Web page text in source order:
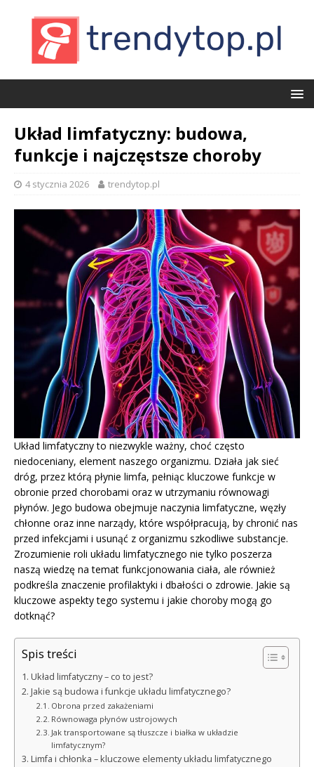
Układ limfatyczny: budowa,
funkcje i najczęstsze choroby
4 stycznia 2026 trendytop.pl
Układ limfatyczny to niezwykle ważny, choć często
niedoceniany, element naszego organizmu. Działa jak sieć
dróg, przez którą płynie limfa, pełniąc kluczowe funkcje w
obronie przed chorobami oraz w utrzymaniu równowagi
płynów. Jego budowa obejmuje naczynia limfatyczne, węzły
chłonne oraz inne narządy, które współpracują, by chronić nas
przed infekcjami i usunąć z organizmu szkodliwe substancje.
Zrozumienie roli układu limfatycznego nie tylko poszerza
naszą wiedzę na temat funkcjonowania ciała, ale również
podkreśla znaczenie profilaktyki i dbałości o zdrowie. Jakie są
kluczowe aspekty tego systemu i jakie choroby mogą go
dotknąć?
Spis treści
Układ limfatyczny – co to jest?
Jakie są budowa i funkcje układu limfatycznego?
Obrona przed zakażeniami
Równowaga płynów ustrojowych
Jak transportowane są tłuszcze i białka w układzie
limfatycznym?
Limfa i chłonka – kluczowe elementy układu limfatycznego